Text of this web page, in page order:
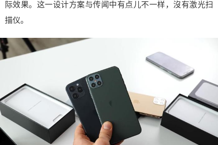
际效果。这一设计方案与传闻中有点儿不一样，沒有激光扫
描仪。